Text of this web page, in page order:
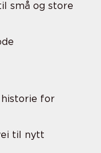
små og store
historie for
til nytt